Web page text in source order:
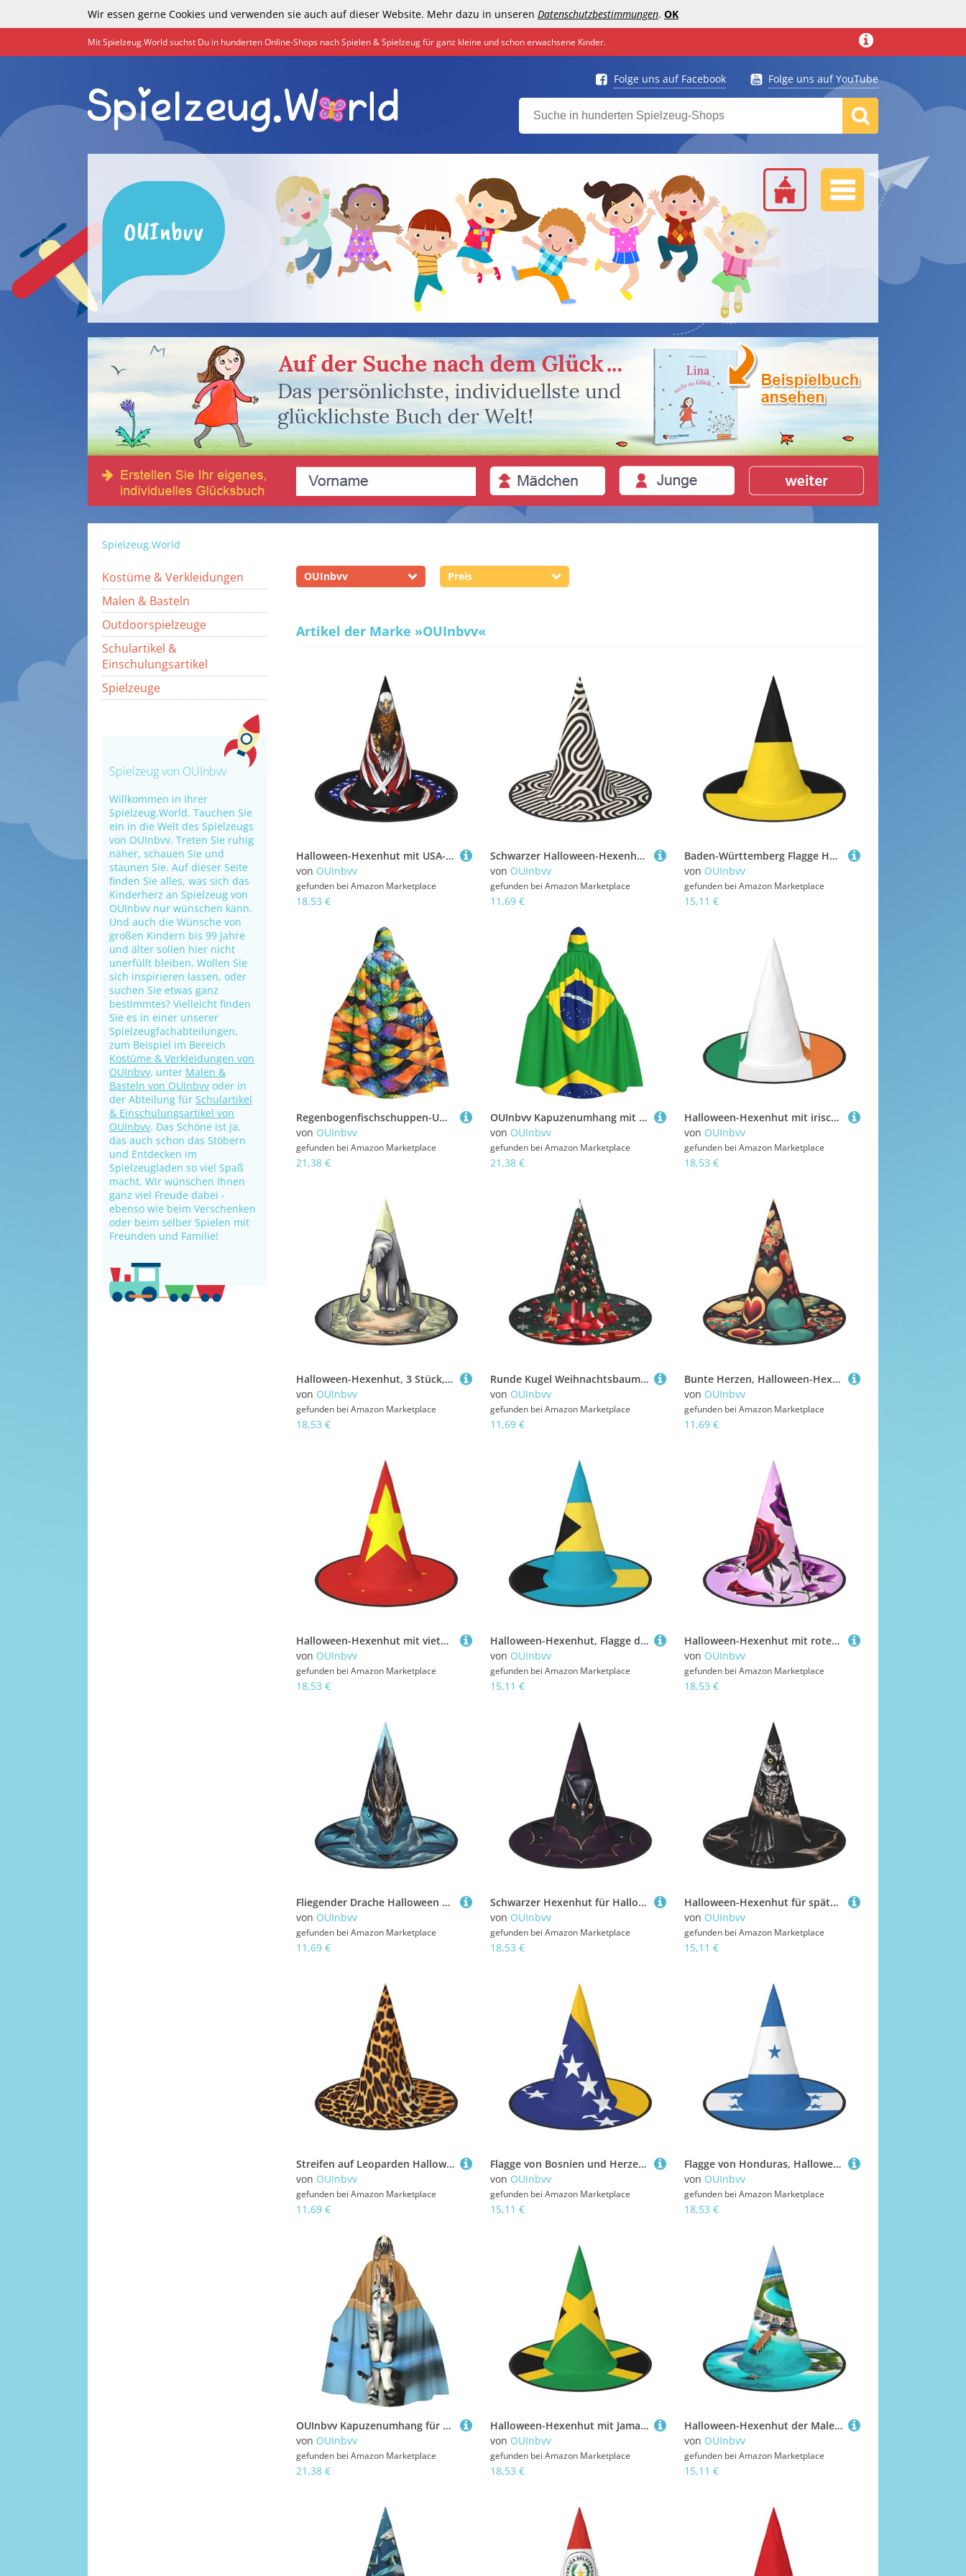
Wir essen gerne Cookies und verwenden sie auch auf dieser Website. Mehr dazu in unseren Datenschutzbestimmungen. OK
Mit Spielzeug.World suchst Du in hunderten Online-Shops nach Spielen & Spielzeug für ganz kleine und schon erwachsene Kinder.
Folge uns auf Facebook Folge uns auf YouTube
OUInbvv
Spielzeug.World
Kostüme & Verkleidungen
Malen & Basteln
Outdoorspielzeuge
Schulartikel &
Einschulungsartikel
Spielzeuge
Spielzeug von OUInbvv
Willkommen in Ihrer
Spielzeug.World. Tauchen Sie
ein in die Welt des Spielzeugs
von OUInbvv. Treten Sie ruhig
näher, schauen Sie und
staunen Sie. Auf dieser Seite
finden Sie alles, was sich das
Kinderherz an Spielzeug von
OUInbvv nur wünschen kann.
Und auch die Wünsche von
großen Kindern bis 99 Jahre
und älter sollen hier nicht
unerfüllt bleiben. Wollen Sie
sich inspirieren lassen, oder
suchen Sie etwas ganz
bestimmtes? Vielleicht finden
Sie es in einer unserer
Spielzeugfachabteilungen,
zum Beispiel im Bereich
Kostüme & Verkleidungen von
OUInbvv, unter Malen &
Basteln von OUInbvv oder in
der Abteilung für Schulartikel
& Einschulungsartikel von
OUInbvv. Das Schöne ist ja,
das auch schon das Stöbern
und Entdecken im
Spielzeugladen so viel Spaß
macht. Wir wünschen Ihnen
ganz viel Freude dabei -
ebenso wie beim Verschenken
oder beim selber Spielen mit
Freunden und Familie!
OUInbvv Preis
Artikel der Marke »OUInbvv«
Halloween-Hexenhut mit USA-Flagge, patriotischer Adler, 3 Stück, bequem und langlebig, geeignet für Partys, Rollenspiele und Karneval
von OUInbvv
gefunden bei Amazon Marketplace
18,53 €
Schwarzer Halloween-Hexenhut mit gebogener Textur, bequem und langlebig, geeignet für Party-Rollenspiele und Karneval
von OUInbvv
gefunden bei Amazon Marketplace
11,69 €
Baden-Württemberg Flagge Halloween Hexenhut 2 Stück bequem und langlebig geeignet für Party Rollenspiele und Karneval
von OUInbvv
gefunden bei Amazon Marketplace
15,11 €
Regenbogenfischschuppen-Umhang mit Kapuze für Erwachsene, mit durchgehendem Druck, perfekt für Maskerade, Karneval und Themenpartys
von OUInbvv
gefunden bei Amazon Marketplace
21,38 €
OUInbvv Kapuzenumhang mit brasilianischer Flagge, mit durchgehendem Druck, perfekt für Maskerade, Karneval und Themenpartys
von OUInbvv
gefunden bei Amazon Marketplace
21,38 €
Halloween-Hexenhut mit irischer Flagge, bequem und langlebig, geeignet für Partys, Rollenspiele und Karneval, 3 Stück
von OUInbvv
gefunden bei Amazon Marketplace
18,53 €
Halloween-Hexenhut, 3 Stück, bequem und langlebig, geeignet für Partys, Rollenspiele und Karneval
von OUInbvv
gefunden bei Amazon Marketplace
18,53 €
Runde Kugel Weihnachtsbaum Halloween Hexenhut 1 Bequem und Langlebig Geeignet für Party Rollenspiel und Karneval
von OUInbvv
gefunden bei Amazon Marketplace
11,69 €
Bunte Herzen, Halloween-Hexenhut, bequem und langlebig, geeignet für Partys, Rollenspiele und Karneval
von OUInbvv
gefunden bei Amazon Marketplace
11,69 €
Halloween-Hexenhut mit vietnamesischer Flagge, bequem und langlebig, geeignet für Partys, Rollenspiele und Karneval, 3 Stück
von OUInbvv
gefunden bei Amazon Marketplace
18,53 €
Halloween-Hexenhut, Flagge der Bahamas, bequem und langlebig, geeignet für Party, Rollenspiele und Karneval, 2 Stück
von OUInbvv
gefunden bei Amazon Marketplace
15,11 €
Halloween-Hexenhut mit roten und violetten Rosen, 3 Stück, bequem und langlebig, geeignet für Partys, Rollenspiele und Karneval
von OUInbvv
gefunden bei Amazon Marketplace
18,53 €
Fliegender Drache Halloween Hexenhut 1 Bequem Und Langlebig Geeignet Für Party Rollenspiele Und Karneval
von OUInbvv
gefunden bei Amazon Marketplace
11,69 €
Schwarzer Hexenhut für Halloween, 3 Stück, bequem und langlebig, geeignet für Partys, Rollenspiele und Karneval
von OUInbvv
gefunden bei Amazon Marketplace
18,53 €
Halloween-Hexenhut für späte Nacht, 2 Stück, bequem und langlebig, geeignet für Partys, Rollenspiele und Karneval
von OUInbvv
gefunden bei Amazon Marketplace
15,11 €
Streifen auf Leoparden Halloween Hexenhut 1 Bequem und langlebig Geeignet für Party Rollenspiele und Karneval
von OUInbvv
gefunden bei Amazon Marketplace
11,69 €
Flagge von Bosnien und Herzegowina, Halloween-Hexenhut, 2 Stück, bequem und langlebig, geeignet für Partys, Rollenspiele und Karneval
von OUInbvv
gefunden bei Amazon Marketplace
15,11 €
Flagge von Honduras, Halloween-Hexenhut, 3 Stück, bequem und langlebig, geeignet für Partys, Rollenspiele und Karneval
von OUInbvv
gefunden bei Amazon Marketplace
18,53 €
OUInbvv Kapuzenumhang für Kätzchen, Erwachsene, mit durchgehendem Druck, perfekt für Maskerade, Karneval und Themenpartys
von OUInbvv
gefunden bei Amazon Marketplace
21,38 €
Halloween-Hexenhut mit Jamaika-Flagge, bequem und langlebig, geeignet für Partys, Rollenspiele und Karneval, 3 Stück
von OUInbvv
gefunden bei Amazon Marketplace
18,53 €
Halloween-Hexenhut der Malediven, 2 Stück, bequem und langlebig, geeignet für Party, Rollenspiele und Karneval
von OUInbvv
gefunden bei Amazon Marketplace
15,11 €